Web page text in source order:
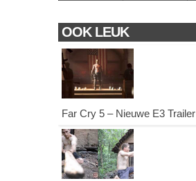
OOK LEUK
Far Cry 5 – Nieuwe E3 Trailer